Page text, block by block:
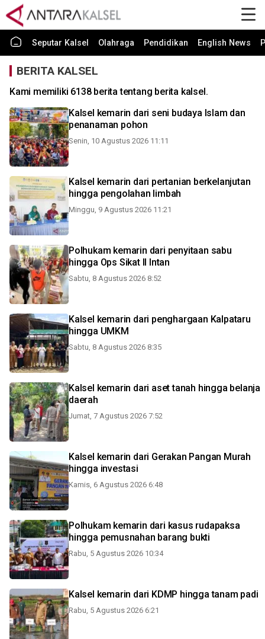
Seputar Kalsel Olahraga Pendidikan English News
BERITA KALSEL
Kami memiliki 6138 berita tentang berita kalsel.
Kalsel kemarin dari seni budaya Islam dan
penanaman pohon
Senin, 10 Agustus 2026 11:11
Kalsel kemarin dari pertanian berkelanjutan
hingga pengolahan limbah
Minggu, 9 Agustus 2026 11:21
Polhukam kemarin dari penyitaan sabu
hingga Ops Sikat II Intan
Sabtu, 8 Agustus 2026 8:52
Kalsel kemarin dari penghargaan Kalpataru
hingga UMKM
Sabtu, 8 Agustus 2026 8:35
Kalsel kemarin dari aset tanah hingga belanja
daerah
Jumat, 7 Agustus 2026 7:52
Kalsel kemarin dari Gerakan Pangan Murah
hingga investasi
Kamis, 6 Agustus 2026 6:48
Polhukam kemarin dari kasus rudapaksa
hingga pemusnahan barang bukti
Rabu, 5 Agustus 2026 10:34
Kalsel kemarin dari KDMP hingga tanam padi
Rabu, 5 Agustus 2026 6:21